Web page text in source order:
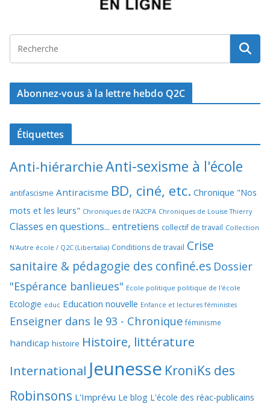
Abonnez-vous à la lettre hebdo Q2C
Étiquettes
Anti-hiérarchieAnti-sexisme à l'école
antifascisme Antiracisme BD, ciné, etc. Chronique "Nos
mots et les leurs" Chroniques de l'A2CPA Chroniques de Louise Thierry
Classes en questions... entretiens collectif de travail Collection
N'Autre école / Q2C (Libertalia) Conditions de travail Crise
sanitaire & pédagogie des confiné.es Dossier
"Espérance banlieues" Ecole politique politique de l'école
Ecologie educ Education nouvelle Enfance et lectures féministes
Enseigner dans le 93 - Chronique féminisme
handicap histoire Histoire, littérature
International Jeunesse KroniKs des
Robinsons L'Imprévu Le blog L'école des réac-publicains